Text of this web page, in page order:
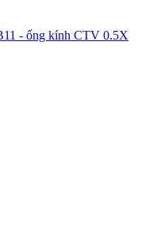
- ống kính CTV 0.5X